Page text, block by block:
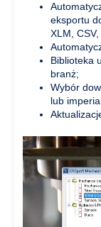
eksportu
XLM,
Biblioteka
branż;
Wybór
lub